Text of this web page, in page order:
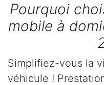
Pourquoi
mobile à
Simplifiez-vous la
véhicule !